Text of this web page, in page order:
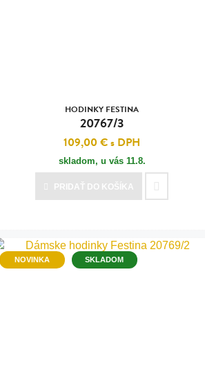
HODINKY FESTINA
20767/3
109,00 €s DPH
skladom, u vás 11.8.
PRIDAŤ DO KOŠÍKA
NOVINKA SKLADOM